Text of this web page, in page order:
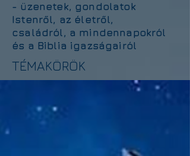
- üzenetek, gondolatok
Istenről, az életről,
családról, a mindennapokról
és a Biblia igazságairól
TÉMAKÖRÖK